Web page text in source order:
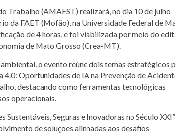
Trabalho (AMAEST) realizará, no dia 10 de julho
da FAET (Mofão), na Universidade Federal de
de 4 horas, e foi viabilizada por meio do
de Mato Grosso (Crea-MT).
o evento reúne dois temas estratégicos
Oportunidades de IA na Prevenção de
destacando como ferramentas tecnológicas
operacionais.
Sustentáveis, Seguras e Inovadoras no Século XXI”
de soluções alinhadas aos desafios